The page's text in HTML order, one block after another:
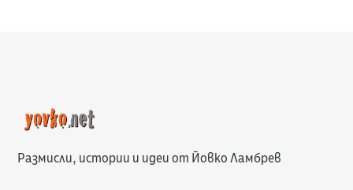
Размисли, истории и идеи от Йовко Ламбрев